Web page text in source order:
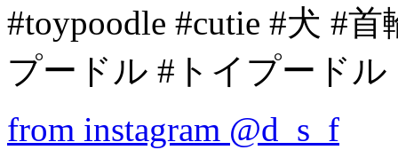
#toypoodle #cutie #犬 #
プードル #トイプードル
from instagram @d_s_f